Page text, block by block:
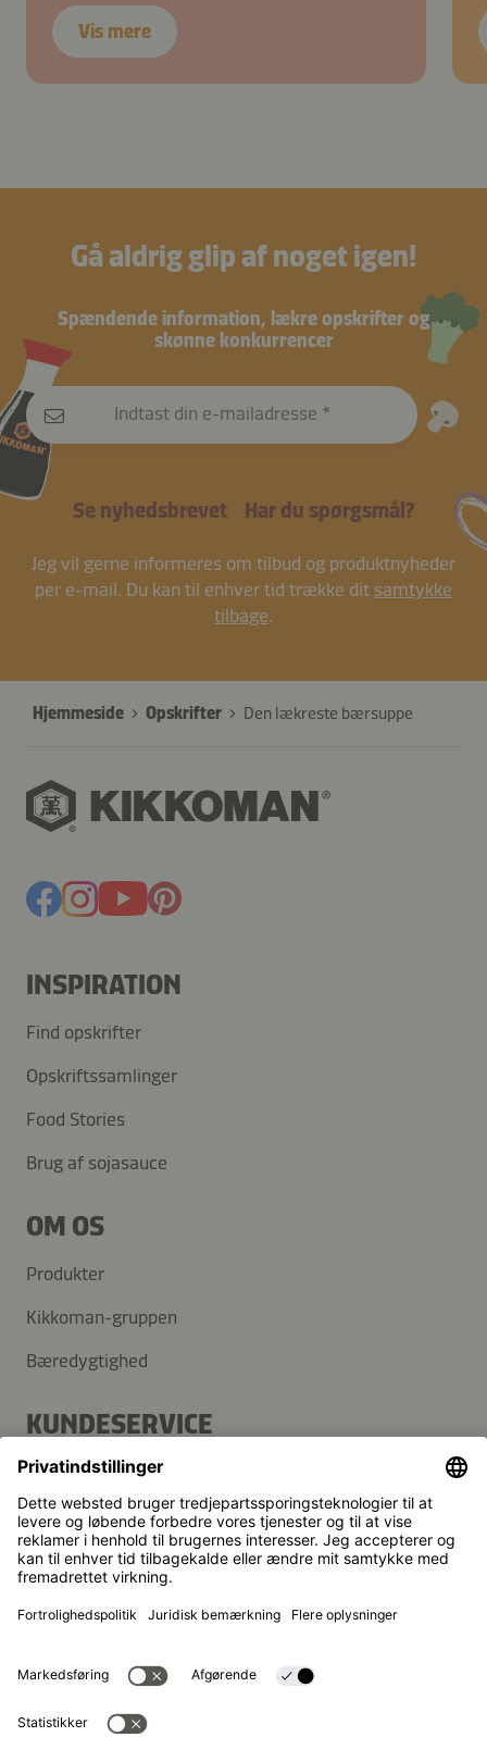
Vis mere
Gå aldrig glip af noget igen!
Spændende information, lækre opskrifter og
skønne konkurrencer
Indtast din e-mailadresse
Se nyhedsbrevet Har du spørgsmål?
Jeg vil gerne informeres om tilbud og produktnyheder
per e-mail. Du kan til enhver tid trække dit samtykke
tilbage.
Hjemmeside Opskrifter Den lækreste bærsuppe
INSPIRATION
Find opskrifter
Opskriftssamlinger
Food Stories
Brug af sojasauce
OM OS
Produkter
Kikkoman-gruppen
Bæredygtighed
KUNDESERVICE
FAQ
Kontakt
Nyhedsbrev
© Kikkoman Trading Europe GmbH 2023 – 2026
Theodorstraße 180, 40472 Düsseldorf, Germany
Registreret ved byretten i Düsseldorf (Amtsgericht